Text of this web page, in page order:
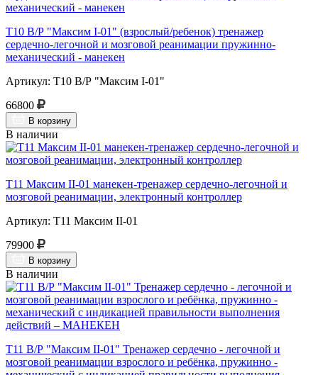
Т10 В/Р "Максим I-01" (взрослый/ребенок) тренажер
сердечно-легочной и мозговой реанимации пружинно-
механический - манекен
Артикул: Т10 В/Р "Максим I-01"
66800
В корзину
В наличии
Т11 Максим II-01 манекен-тренажер сердечно-легочной и
мозговой реанимации, электронный контроллер
Артикул: Т11 Максим II-01
79900
В корзину
В наличии
Т11 В/Р "Максим II-01" Тренажер сердечно - легочной и
мозговой реанимации взрослого и ребёнка, пружинно -